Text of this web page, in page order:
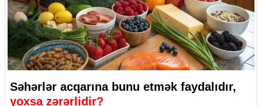
Səhərlər acqarına bunu etmək faydalıdır,
yoxsa zərərlidir?